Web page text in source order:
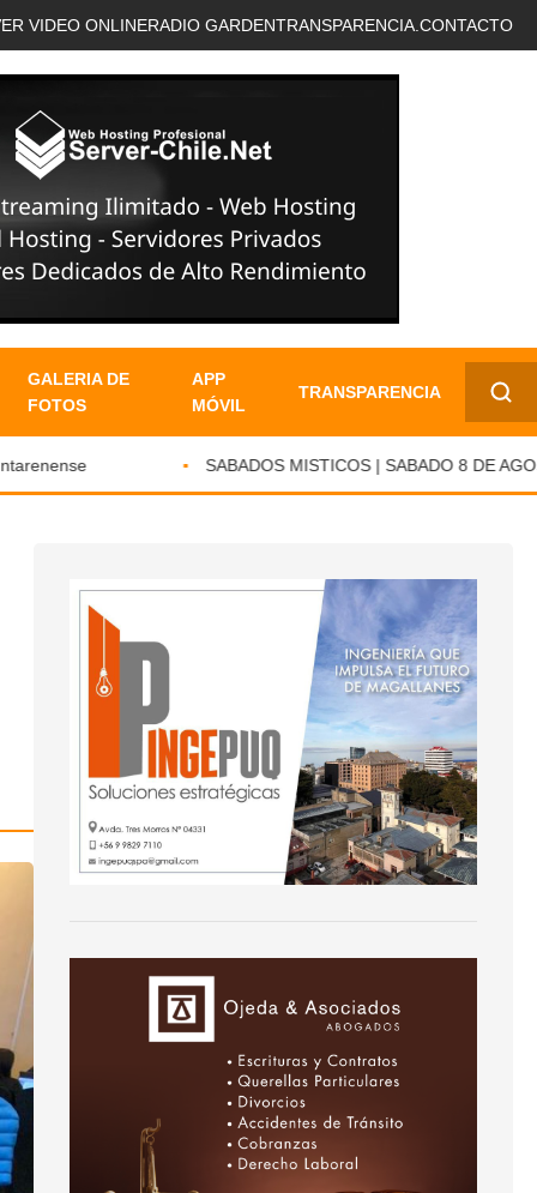
VIDEO ONLINERADIO GARDENTRANSPARENCIA. CONTACTO
GALERIA DE
FOTOS
APP
MÓVIL
TRANSPARENCIA
✕
SABADOS MISTICOS | SABADO 8 DE